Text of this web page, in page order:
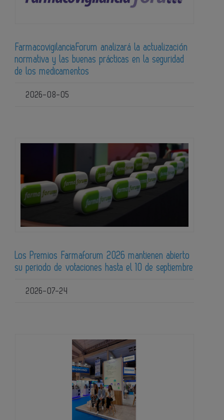
FarmacovigilanciaForum analizará la actualización
normativa y las buenas prácticas en la seguridad
de los medicamentos
2026-08-05
Los Premios Farmaforum 2026 mantienen abierto
su periodo de votaciones hasta el 10 de septiembre
2026-07-24